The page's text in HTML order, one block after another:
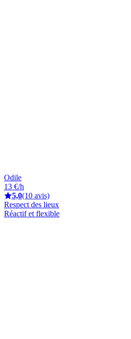
Odile
13 €/h
5,0(10 avis)
Respect des lieux
Réactif et flexible